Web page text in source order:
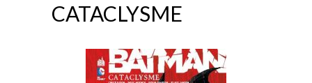
CATACLYSME